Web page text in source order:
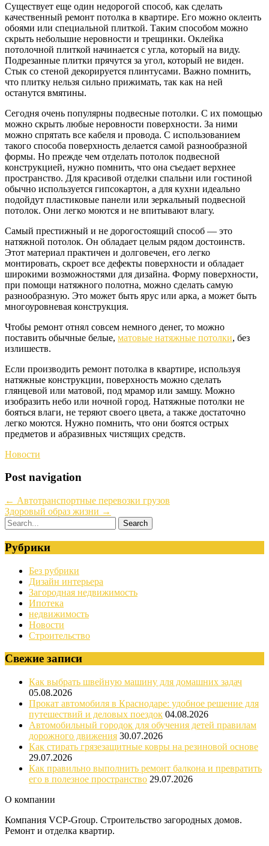
Существует еще один недорогой способ, как сделать
качественный ремонт потолка в квартире. Его можно оклеить
обоями или специальной плиткой. Таким способом можно
скрыть небольшие неровности и трещинки. Оклейка
потолочной плиткой начинается с угла, который на виду.
Подрезанные плитки прячутся за угол, который не виден.
Стык со стеной декорируется плинтусами. Важно помнить,
что плитку нельзя сильно прижимать, так как на ней
останутся вмятины.
Сегодня очень популярны подвесные потолки. С их помощью
можно скрыть любые неровности поверхности. За ними
можно спрятать все кабеля и провода. С использованием
такого способа поверхность делается самой разнообразной
формы. Но прежде чем отделать потолок подвесной
конструкцией, нужно помнить, что она съедает верхнее
пространство. Для красивой отделки спальни или гостиной
обычно используется гипсокартон, а для кухни идеально
подойдут пластиковые панели или зеркальный подвесной
потолок. Они легко моются и не впитывают влагу.
Самый престижный и не дорогостоящий способ — это
натяжной потолок. Он обладает целым рядом достоинств.
Этот материал практичен и долговечен, его легко
монтировать, скроет все дефекты поверхности и обладает
широкими возможностями для дизайна. Форму поверхности,
при помощи натяжного полотна, можно сделать самую
разнообразную. Это может быть ярус или арка, а может быть
многоуровневая конструкция.
Чтобы ремонт отнял совсем немного денег, то можно
поставить обычные белые, матовые натяжные потолки, без
излишеств.
Если производить ремонт потолка в квартире, используя
натяжные конструкции, поверхность можно сделать
глянцевой или матовой, под мрамор или замшу. Можно
изобразить небо или ночной город. Натяжные потолки не
бояться влаги, не теряют своего цвета, а также достаточно
легко моются. Нужно помнить, что они боятся острых
предметов и абразивных чистящих средств.
Новости
Post navigation
← Автотранспортные перевозки грузов
Здоровый образ жизни →
Рубрики
Без рубрики
Дизайн интерьера
Загородная недвижимость
Ипотека
недвижимость
Новости
Строительство
Свежие записи
Как выбрать швейную машину для домашних задач
05.08.2026
Прокат автомобиля в Краснодаре: удобное решение для
путешествий и деловых поездок 04.08.2026
Автомобильный городок для обучения детей правилам
дорожного движения 30.07.2026
Как стирать грязезащитные ковры на резиновой основе
29.07.2026
Как правильно выполнить ремонт балкона и превратить
его в полезное пространство 29.07.2026
О компании
Компания VCP-Group. Строительство загородных домов.
Ремонт и отделка квартир.